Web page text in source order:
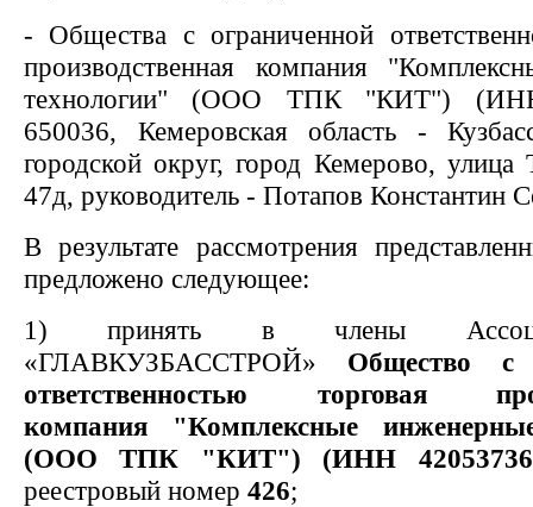
- Общества с ограниченной
производственная компания
технологии" (ООО ТПК "КИТ") (ИНН
650036, Кемеровская область -
городской округ, город Кемерово, улица
47д, руководитель - Потапов Константин
В результате рассмотрения
предложено следующее:
1) принять в члены
«ГЛАВКУЗБАССТРОЙ» Общество с
ответственностью торговая
компания "Комплексные
(ООО ТПК "КИТ")
(ИНН
реестровый номер 426;